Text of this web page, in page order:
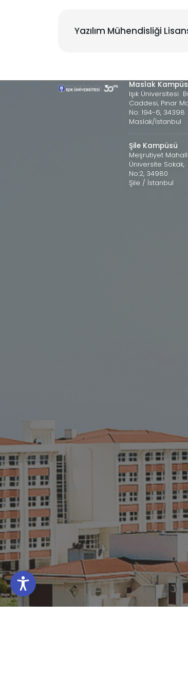
Yazılım Mühendisliği
Maslak
Işık Üniversitesi
Caddesi, Pınar
No: 194-6, 34398
Maslak/İstanbul
Şile Kampüsü
Meşrutiyet
Üniversite Sokak,
No:2, 34980
Şile / İstanbul